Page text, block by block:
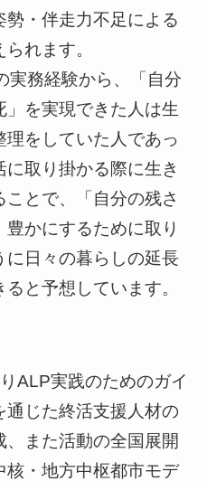
・伴走力不足による
れます。
実務経験から、「自分
」を実現できた人は生
理をしていた人であっ
取り掛かる際に生き
とで、「自分の残さ
かにするために取り
に日々の暮らしの延長
と予想しています。
ALP実践のためのガイ
通じた終活支援人材の
また活動の全国展開
核・地方中枢都市モデ